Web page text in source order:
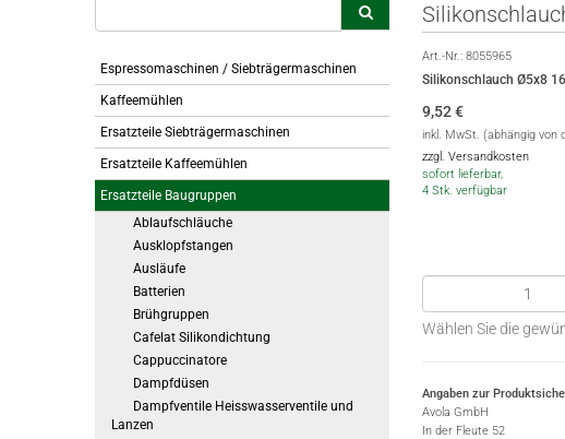
Espressomaschinen / Siebträgermaschinen
Kaffeemühlen
Ersatzteile Siebträgermaschinen
Ersatzteile Kaffeemühlen
Ersatzteile Baugruppen
Ablaufschläuche
Ausklopfstangen
Ausläufe
Batterien
Brühgruppen
Cafelat Silikondichtung
Cappuccinatore
Dampfdüsen
Dampfventile Heisswasserventile und
Lanzen
Art.-Nr.: 8055965
Silikonschlauch Ø5x8
9,52€
inkl. MwSt. (abhängig von
zzgl. Versandkosten
sofort lieferbar,
4 Stk. verfügbar
Wählen Sie die
Angaben zur
Avola GmbH
In der Fleute 52